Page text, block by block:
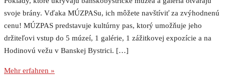
svoje brány. Vďaka MÚZPASu, ich môžete navštíviť za zvýhodnenú
cenu! MÚZPAS predstavuje kultúrny pas, ktorý umožňuje jeho
držiteľovi vstup do 5 múzeí, 1 galérie, 1 zážitkovej expozície a na
Hodinovú vežu v Banskej Bystrici. […]
Mehr erfahren »